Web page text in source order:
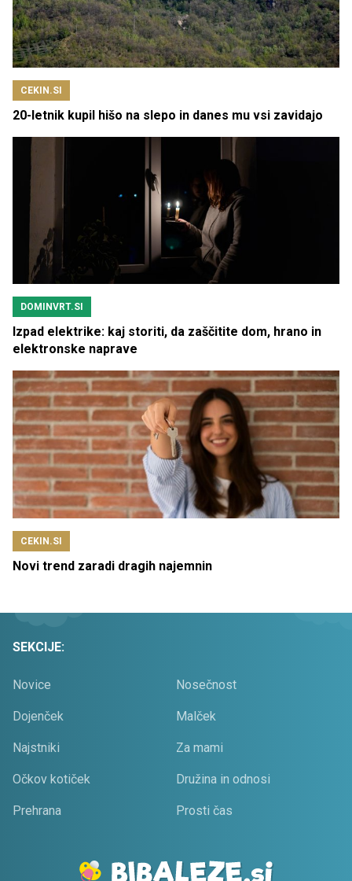
CEKIN.SI
20-letnik kupil hišo na slepo in danes mu vsi zavidajo
DOMINVRT.SI
Izpad elektrike: kaj storiti, da zaščitite dom, hrano in
elektronske naprave
CEKIN.SI
Novi trend zaradi dragih najemnin
SEKCIJE:
Novice Nosečnost
Dojenček Malček
Najstniki Za mami
Očkov kotiček Družina in odnosi
Prehrana Prosti čas